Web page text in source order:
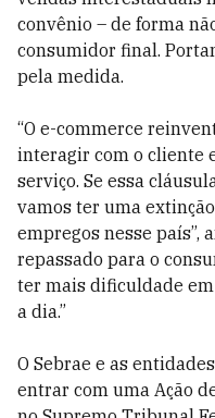
convênio – de forma
consumidor final.
pela medida.
“O e-commerce
interagir com o cliente
serviço. Se essa
vamos ter uma
empregos nesse país”,
repassado para o
ter mais dificuldade
a dia.”
O Sebrae e as
entrar com uma Ação